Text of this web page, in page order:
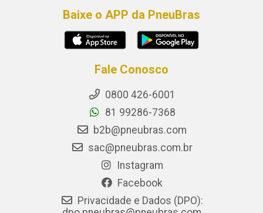
Baixe o APP da PneuBras
Fale Conosco
0800 426-6001
81 99286-7368
b2b@pneubras.com
sac@pneubras.com.br
Instagram
Facebook
Privacidade e Dados (DPO):